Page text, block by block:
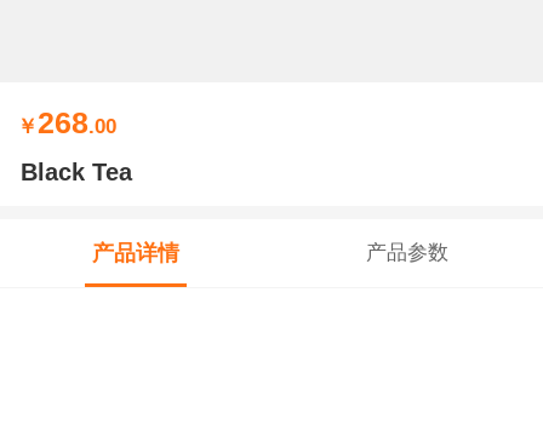
￥268.00
Black Tea
产品详情 产品参数